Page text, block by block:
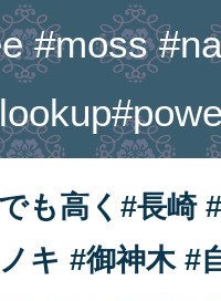
#moss